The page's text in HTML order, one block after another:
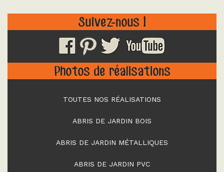
Suivez-nous !
Photos de réalisations
TOUTES NOS RÉALISATIONS
ABRIS DE JARDIN BOIS
ABRIS DE JARDIN MÉTALLIQUES
ABRIS DE JARDIN PVC